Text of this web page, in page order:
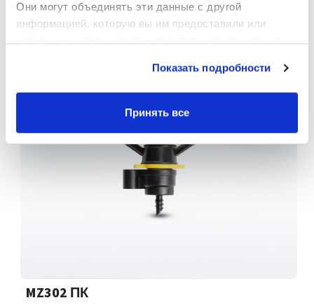
Они могут объединять эти данные с другой
информацией, которую вы им предоставили или
Показать подробности
Принять все
MZ302 ПК